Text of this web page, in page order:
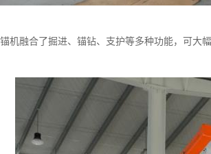
机融合了掘进、锚钻、支护等多种功能，可大